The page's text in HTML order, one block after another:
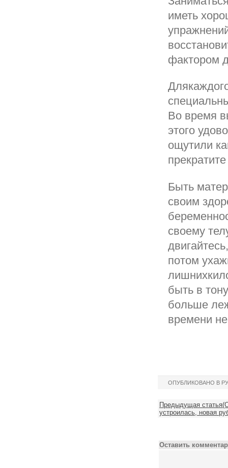
иметь
фактором
Во время
этого
ощутили
Быть
своим
своему
потом
быть в
больше
времени
ОПУБЛИКОВАНО В
Предыдущая
устроилась, новая
Оставить